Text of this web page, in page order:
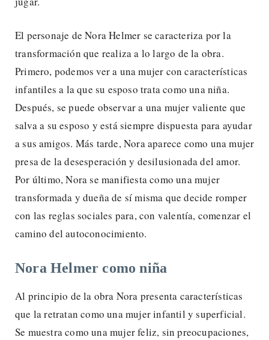
El personaje de Nora Helmer se caracteriza por la
transformación que realiza a lo largo de la obra.
Primero, podemos ver a una mujer con características
infantiles a la que su esposo trata como una niña.
Después, se puede observar a una mujer valiente que
salva a su esposo y está siempre dispuesta para ayudar
a sus amigos. Más tarde, Nora aparece como una mujer
presa de la desesperación y desilusionada del amor.
Por último, Nora se manifiesta como una mujer
transformada y dueña de sí misma que decide romper
con las reglas sociales para, con valentía, comenzar el
camino del autoconocimiento.
Nora Helmer como niña
Al principio de la obra Nora presenta características
que la retratan como una mujer infantil y superficial.
Se muestra como una mujer feliz, sin preocupaciones,